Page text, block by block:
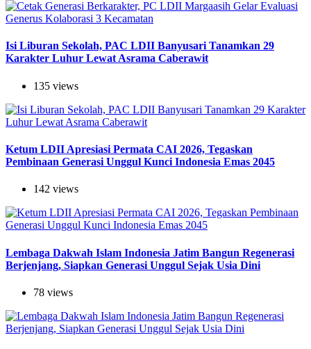
Isi Liburan Sekolah, PAC LDII Banyusari Tanamkan 29
Karakter Luhur Lewat Asrama Caberawit
135 views
Ketum LDII Apresiasi Permata CAI 2026, Tegaskan
Pembinaan Generasi Unggul Kunci Indonesia Emas 2045
142 views
Lembaga Dakwah Islam Indonesia Jatim Bangun Regenerasi
Berjenjang, Siapkan Generasi Unggul Sejak Usia Dini
78 views